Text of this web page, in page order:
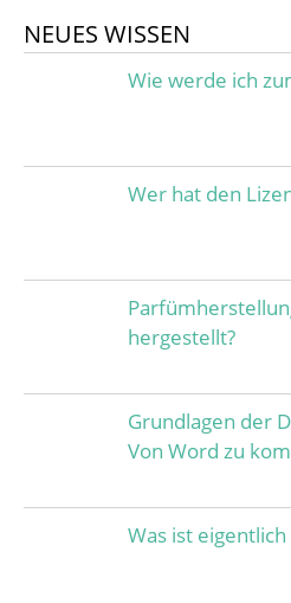
NEUES WISSEN
Wie werde ich
Wer hat den
hergestellt?
Grundlagen der
Von Word zu
Was ist